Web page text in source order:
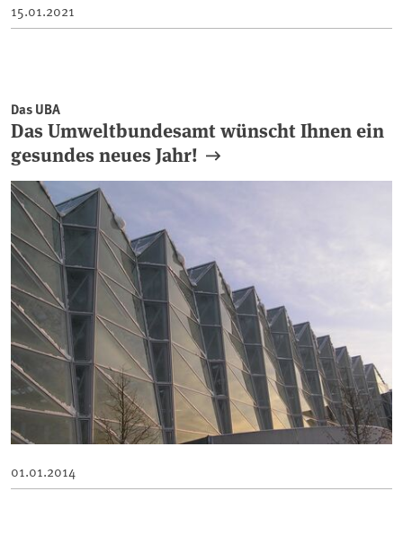
15.01.2021
Das UBA
Das Umweltbundesamt wünscht Ihnen ein
gesundes neues Jahr!
01.01.2014